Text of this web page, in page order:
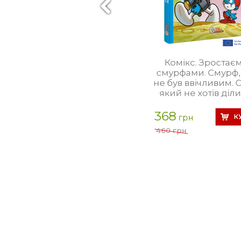
Комікс.
смурфами. Смурф,
не був ввічливим.
який не хотів
368 грн
460 грн